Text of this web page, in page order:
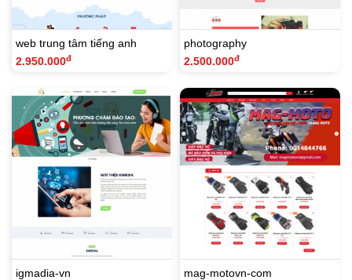
web trung tâm tiếng anh
2.950.000đ
photography
2.500.000đ
igmadia-vn
mag-motovn-com